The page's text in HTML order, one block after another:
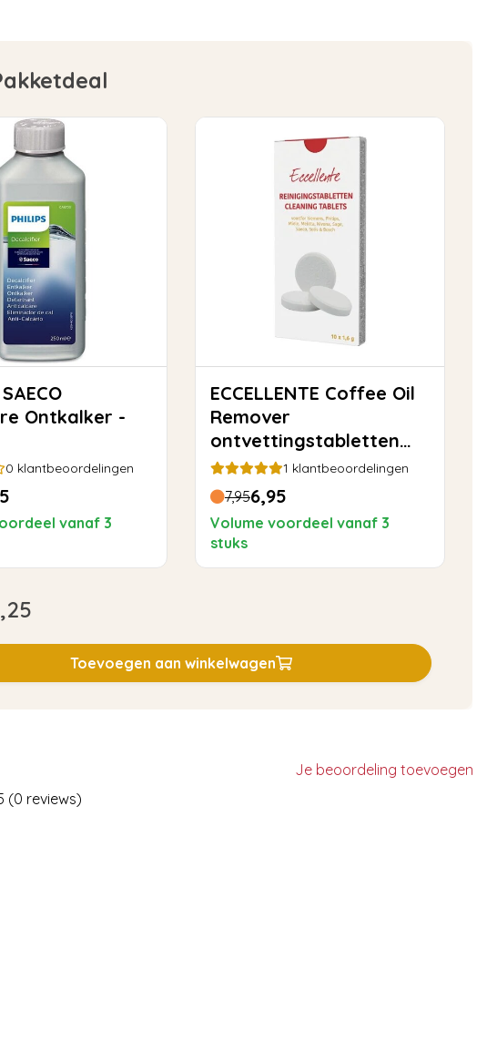
Ontkalker -
0 klantbeoordelingen
vanaf 3
ECCELLENTE Coffee Oil
Remover
ontvettingstabletten
voor Philips Saeco - 10
stuks
1 klantbeoordelingen
7,956,95
Volume voordeel vanaf 3
stuks
Toevoegen aan winkelwagen
Je beoordeling toevoegen
(0 reviews)